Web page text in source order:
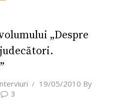
„Despre
19/05/2010 By
3